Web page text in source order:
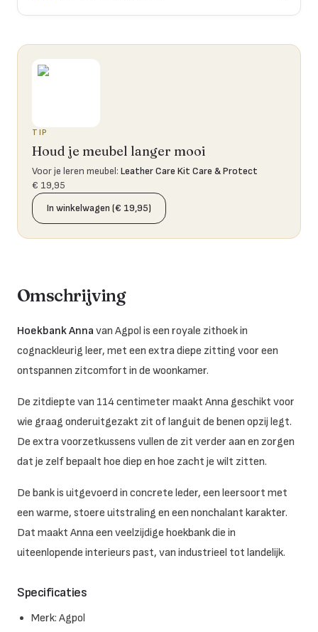
TIP
Houd je meubel langer mooi
Voor je leren meubel: Leather Care Kit Care & Protect
€ 19,95
In winkelwagen (€ 19,95)
Omschrijving
Hoekbank Anna van Agpol is een royale zithoek in
cognackleurig leer, met een extra diepe zitting voor een
ontspannen zitcomfort in de woonkamer.
De zitdiepte van 114 centimeter maakt Anna geschikt voor
wie graag onderuitgezakt zit of languit de benen opzij legt.
De extra voorzetkussens vullen de zit verder aan en zorgen
dat je zelf bepaalt hoe diep en hoe zacht je wilt zitten.
De bank is uitgevoerd in concrete leder, een leersoort met
een warme, stoere uitstraling en een nonchalant karakter.
Dat maakt Anna een veelzijdige hoekbank die in
uiteenlopende interieurs past, van industrieel tot landelijk.
Specificaties
Merk: Agpol